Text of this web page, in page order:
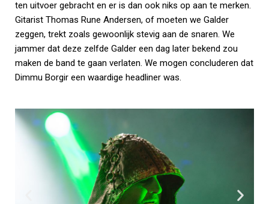
ten uitvoer gebracht en er is dan ook niks op aan te merken.
Gitarist Thomas Rune Andersen, of moeten we Galder
zeggen, trekt zoals gewoonlijk stevig aan de snaren. We
jammer dat deze zelfde Galder een dag later bekend zou
maken de band te gaan verlaten. We mogen concluderen dat
Dimmu Borgir een waardige headliner was.